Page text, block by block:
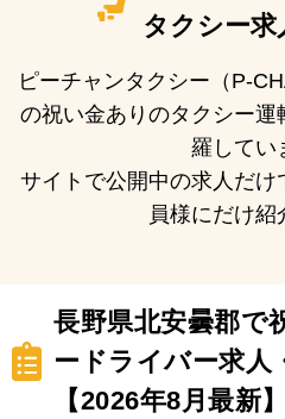
タクシー求
ピーチャンタクシー（P-
の祝い金ありのタクシー
羅してい
サイトで公開中の求人だ
員様にだけ紹
長野県北安曇郡で
ードライバー求人
【2026年8月最新】